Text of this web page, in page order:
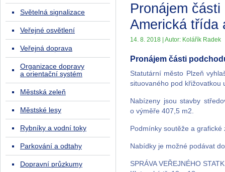
Pronájem
Americká třída
14. 8. 2018 | Autor: Kolářík Radek
Pronájem části
Statutární město Plzeň
situovaného pod křižovatkou
Nabízeny jsou stavby
o výměře 407,5 m2.
Podmínky soutěže a
Nabídky je možné podávat
SPRÁVA VEŘEJNÉHO
Světelná signalizace
Veřejné osvětlení
Veřejná doprava
Organizace dopravy
a orientační systém
Městská zeleň
Městské lesy
Rybníky a vodní toky
Parkování a odtahy
Dopravní průzkumy